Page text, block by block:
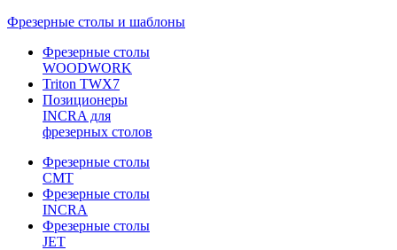
Фрезерные столы и шаблоны
Фрезерные столы
WOODWORK
Triton TWX7
Позиционеры
INCRA для
фрезерных столов
Фрезерные столы
CMT
Фрезерные столы
INCRA
Фрезерные столы
JET